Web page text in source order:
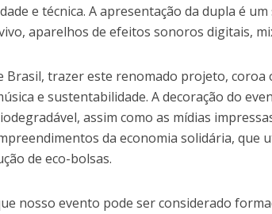
e técnica. A apresentação da dupla é
aparelhos de efeitos sonoros digitais,
Brasil, trazer este renomado projeto, coroa
e sustentabilidade. A decoração do
assim como as mídias
da economia solidária, que
de eco-bolsas.
nosso evento pode ser considerado